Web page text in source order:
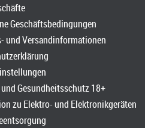
Geschäftsbedingungen
und Versandinformationen
Gesundheitsschutz 18+
zu Elektro- und Elektronikgeräten